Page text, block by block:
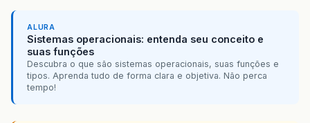
ALURA
Sistemas operacionais: entenda seu conceito e
suas funções
Descubra o que são sistemas operacionais, suas funções e
tipos. Aprenda tudo de forma clara e objetiva. Não perca
tempo!